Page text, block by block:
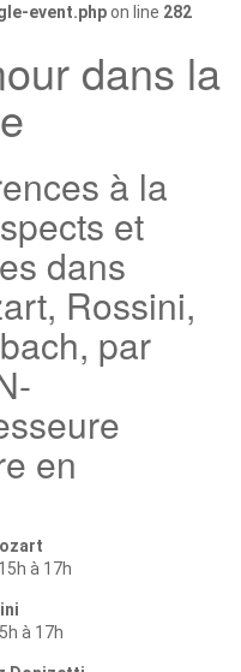
event.phpon line 282
dans la
à la
et
dans
Rossini,
par
en
à 17h
à 17h